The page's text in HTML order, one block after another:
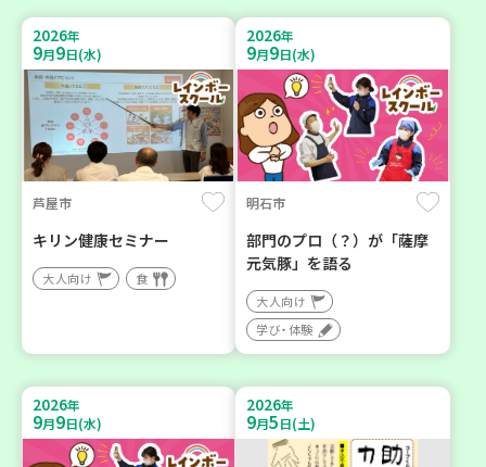
2026年
9月9日(水)
芦屋市
キリン健康セミナー
大人向け 食
2026年
9月9日(水)
明石市
部門のプロ（？）が「薩摩
元気豚」を語る
大人向け
学び・体験
2026年
9月9日(水)
2026年
9月5日(土)